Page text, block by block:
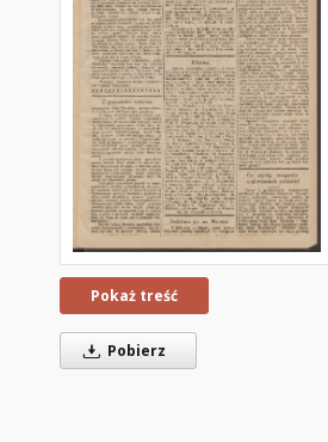
Pokaż treść
Pobierz